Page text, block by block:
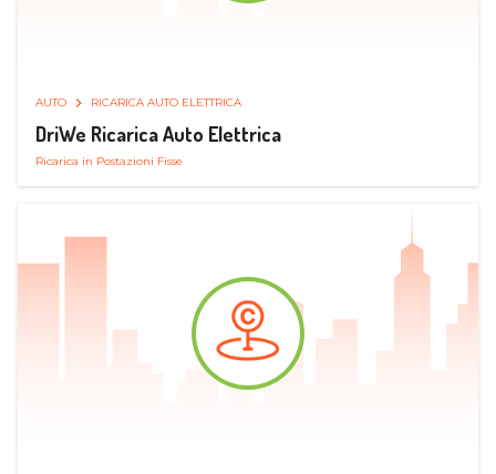
AUTO RICARICA AUTO ELETTRICA
DriWe Ricarica Auto Elettrica
Ricarica in Postazioni Fisse